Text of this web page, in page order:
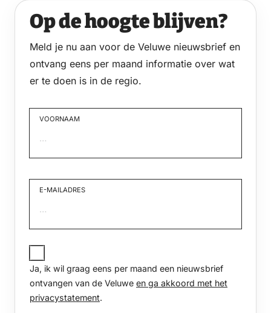
Op de hoogte blijven?
Meld je nu aan voor de Veluwe nieuwsbrief en
ontvang eens per maand informatie over wat
er te doen is in de regio.
VOORNAAM
E-MAILADRES
JA,
IK
WIL
GRAAG
PER
Ja, ik wil graag eens per maand een nieuwsbrief
ontvangen van de Veluwe en ga akkoord met het
privacystatement.